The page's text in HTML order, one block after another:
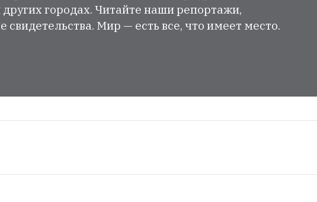
городах. Читайте наши репортажи,
свидетельства. Мир — есть все, что имеет место.